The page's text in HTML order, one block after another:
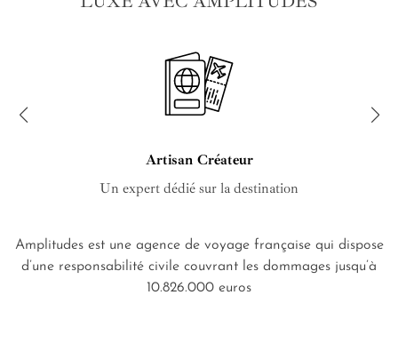
Artisan Créateur
Un expert dédié sur la destination
Amplitudes est une agence de voyage française qui dispose
d’une responsabilité civile couvrant les dommages jusqu’à
10.826.000 euros